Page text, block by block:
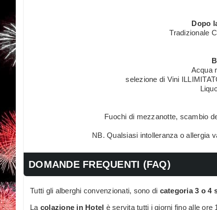
Dopo
Tradizionale
Acqua
selezione di Vini
Fuochi di mezzanotte, scambio
NB. Qualsiasi intolleranza o allergia
DOMANDE FREQUENTI (FAQ)
Tutti gli alberghi convenzionati, sono di categoria 3 o 4
La colazione in Hotel è servita tutti i giorni fino alle ore